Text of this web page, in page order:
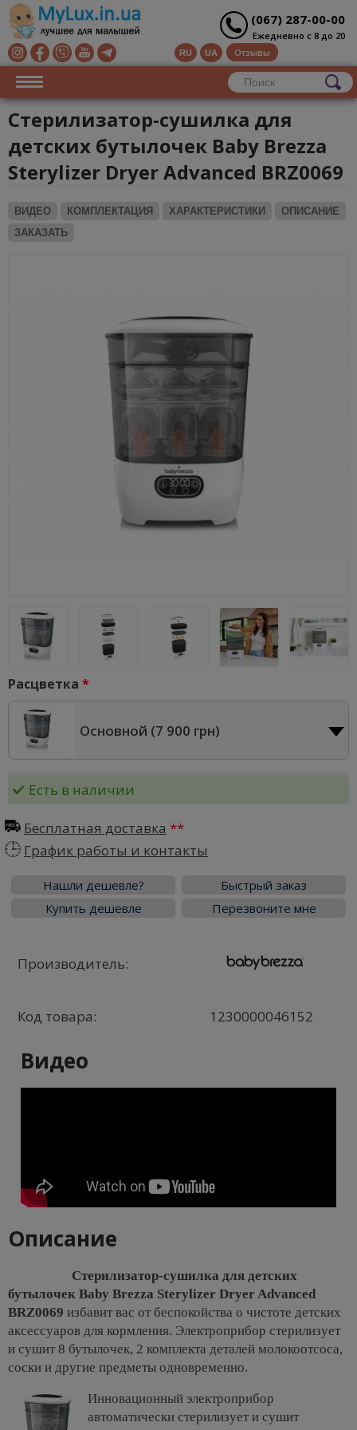
(067) 287-00-00
Ежедневно с 8 до 20
RU UA Отзывы
Стерилизатор-сушилка для
детских бутылочек Baby Brezza
Sterylizer Dryer Advanced BRZ0069
ВИДЕО КОМПЛЕКТАЦИЯ ХАРАКТЕРИСТИКИ
ОПИСАНИЕ
ЗАКАЗАТЬ
Расцветка
Основной (7 900 грн)
Есть в наличии
Бесплатная доставка
График работы и контакты
Нашли дешевле?
Быстрый заказ
Купить дешевле
Перезвоните мне
Производитель:
Код товара: 1230000046152
Видео
Описание
Стерилизатор-сушилка для детских
бутылочек Baby Brezza Sterylizer Dryer Advanced
BRZ0069 избавит вас от беспокойства о чистоте детских
аксессуаров для кормления. Электроприбор стерилизует
и сушит 8 бутылочек, 2 комплекта деталей молокоотсоса,
соски и другие предметы одновременно.
Инновационный электроприбор
автоматически стерилизует и сушит